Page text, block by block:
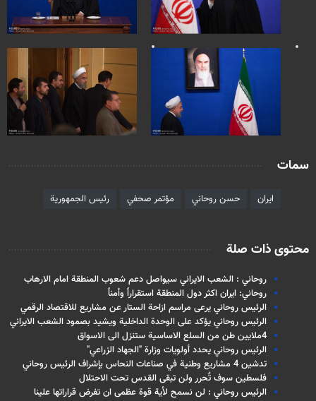
سمات
ايران حسن روحاني مؤتمر صحفي رئيس الجمهورية
محتوى ذات صلة
روحاني : الشعب الايراني سيواصل دعم شعوب المنطقة امام الارهاب
روحاني: ايران اكثر دول المنطقة استقراراً وأمناً
الرئيس روحاني يرعى مراسم ازاحة الستار عن مشاريع للاقتصاد الرقمي
الرئيس روحاني يؤكد على الوحدة الداخلية ويشيد بصمود الشعب الايراني
4ملايين طن من السلع الاساسية ستنزل الى الاسواق
الرئيس روحاني يحدد أولويات وزارة "الجهاد الزراعي"
تدشين 4 مشاريع وطنية في صناعات النحاس بإشراف الرئيس روحاني
فلسطين سوف تٌحرر ولن تبقى القدس تحت الاحتلال
الرئيس روحاني : لن نسمح لأية قوة عظمى ان تفرض قراراتها علينا